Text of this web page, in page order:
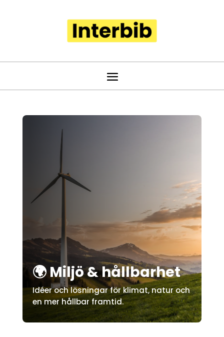
🌍 Miljö & hållbarhet
Idéer och lösningar för klimat, natur och
en mer hållbar framtid.